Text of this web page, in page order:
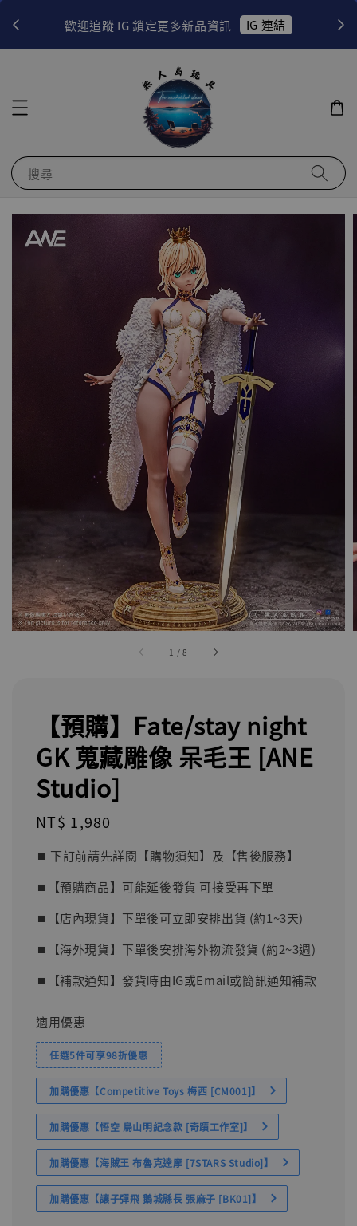
歡迎追蹤 IG 鎖定更多新品資訊 IG 連結
搜尋
1 /8
【預購】Fate/stay night
GK 蒐藏雕像 呆毛王 [ANE
Studio]
Regular
NT$ 1,980
⏹︎ 下訂前請先詳閱【購物須知】及【售後服務】
⏹︎【預購商品】可能延後發貨 可接受再下單
⏹︎【店內現貨】下單後可立即安排出貨 (約1~3天)
⏹︎【海外現貨】下單後安排海外物流發貨 (約2~3週)
⏹︎【補款通知】發貨時由IG或Email或簡訊通知補款
適用優惠
任選5件可享98折優惠
加購優惠【Competitive Toys 梅西 [CM001]】
加購優惠【悟空 鳥山明紀念款 [奇蹟工作室]】
加購優惠【海賊王 布魯克達摩 [7STARS Studio]】
加購優惠【讓子彈飛 鵝城縣長 張麻子 [BK01]】